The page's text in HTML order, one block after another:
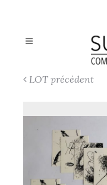
LOT précédent